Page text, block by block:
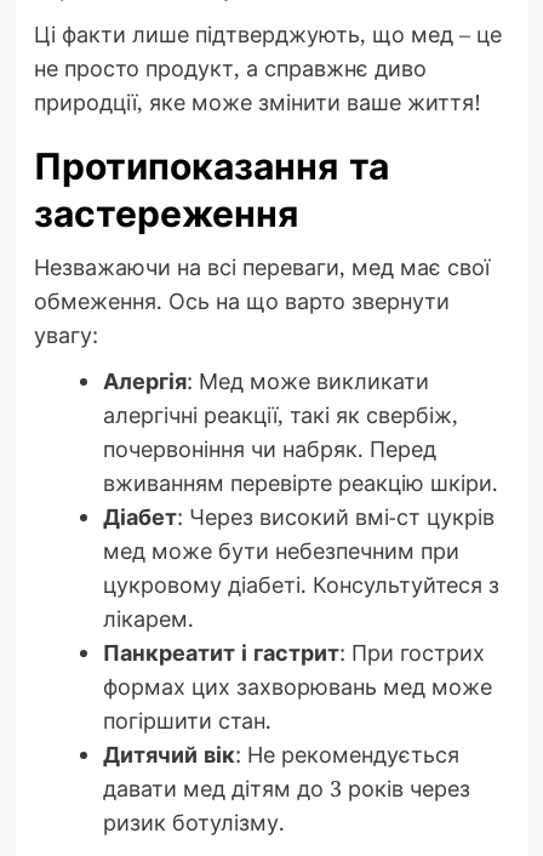
Ці факти лише підтверджують, що мед – це
не просто продукт, а справжнє диво
природції, яке може змінити ваше життя!
Протипоказання та
застереження
Незважаючи на всі переваги, мед має свої
обмеження. Ось на що варто звернути
увагу:
Алергія: Мед може викликати
алергічні реакції, такі як свербіж,
почервоніння чи набряк. Перед
вживанням перевірте реакцію шкіри.
Діабет: Через високий вмі-ст цукрів
мед може бути небезпечним при
цукровому діабеті. Консультуйтеся з
лікарем.
Панкреатит і гастрит: При гострих
формах цих захворювань мед може
погіршити стан.
Дитячий вік: Не рекомендується
давати мед дітям до 3 років через
ризик ботулізму.